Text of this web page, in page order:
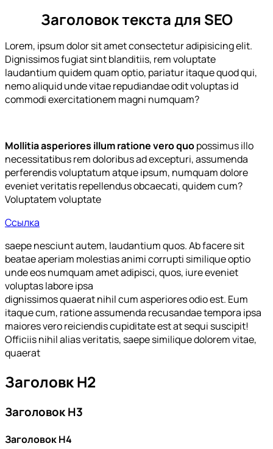
Заголовок текста для SEO
Lorem, ipsum dolor sit amet consectetur adipisicing elit.
Dignissimos fugiat sint blanditiis, rem voluptate
laudantium quidem quam optio, pariatur itaque quod qui,
nemo aliquid unde vitae repudiandae odit voluptas id
commodi exercitationem magni numquam?
Mollitia asperiores illum ratione vero quopossimus illo
necessitatibus rem doloribus ad excepturi, assumenda
perferendis voluptatum atque ipsum, numquam dolore
eveniet veritatis repellendus obcaecati, quidem cum?
Voluptatem voluptate
Ссылка
saepe nesciunt autem, laudantium quos. Ab facere sit
beatae aperiam molestias animi corrupti similique optio
unde eos numquam amet adipisci, quos, iure eveniet
voluptas labore ipsa
dignissimos quaerat nihil cum asperiores odio est. Eum
itaque cum, ratione assumenda recusandae tempora ipsa
maiores vero reiciendis cupiditate est at sequi suscipit!
Officiis nihil alias veritatis, saepe similique dolorem vitae,
quaerat
Заголовк Н2
Заголовок Н3
Заголовок Н4